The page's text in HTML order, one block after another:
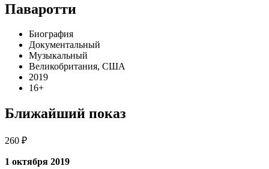
Паваротти
Биография
Документальный
Музыкальный
Великобритания, США
2019
16+
Ближайший показ
260 ₽
1 октября 2019